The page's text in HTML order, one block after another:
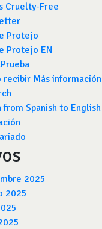
Cruelty-Free
Protejo
Protejo EN
recibir Más información
from Spanish to English
2025
2025